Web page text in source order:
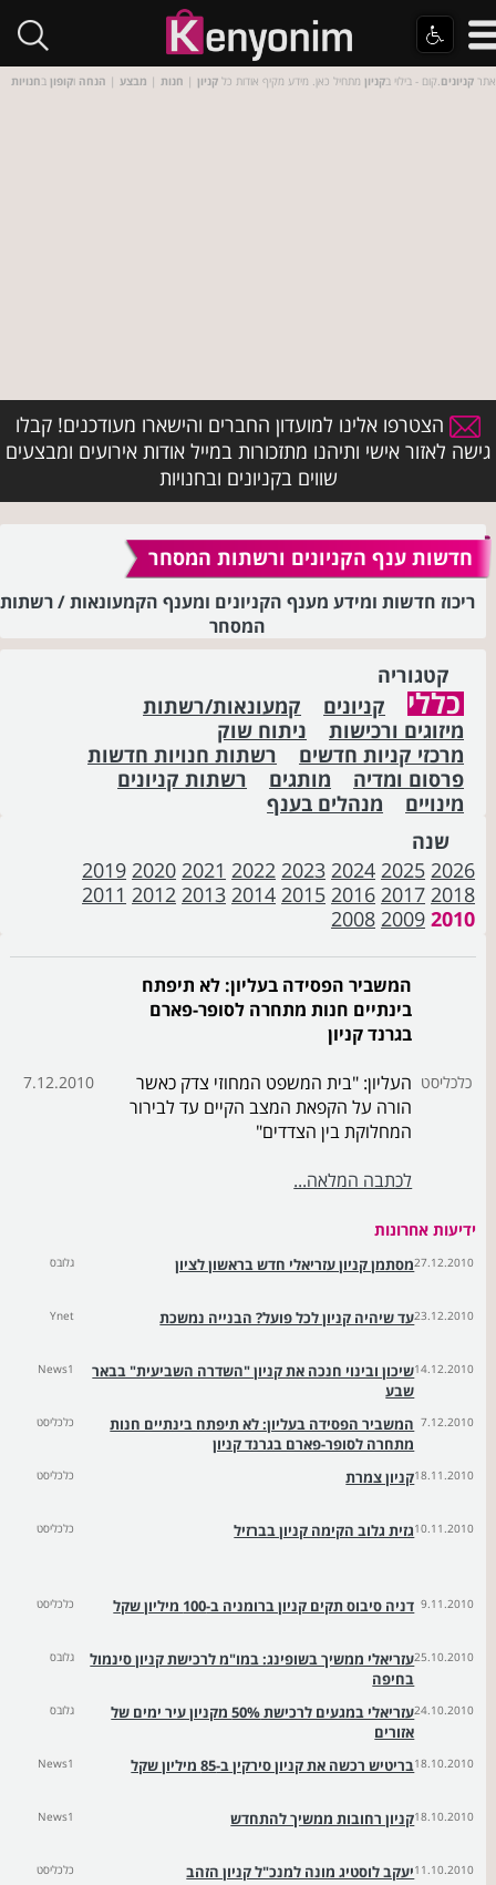
אתר קניונים.קום - בילוי בקניון מתחיל כאן. מידע מקיף אודות כל קניון | חנות | מבצע | הנחה וקופון בחנויות
הצטרפו אלינו למועדון החברים והישארו מעודכנים! קבלו
גישה לאזור אישי ותיהנו מתזכורות במייל אודות אירועים ומבצעים
שווים בקניונים ובחנויות
חדשות ענף הקניונים ורשתות המסחר
ריכוז חדשות ומידע מענף הקניונים ומענף הקמעונאות / רשתות
המסחר
קטגוריה
כללי קניונים
קמעונאות/רשתות
מיזוגים ורכישות
ניתוח שוק
מרכזי קניות חדשים
רשתות חנויות חדשות
פרסום ומדיה
מותגים
רשתות קניונים
מינויים
מנהלים בענף
שנה
2026
2025
2024
2023
2022
2021
2020
2019
2018
2017
2016
2015
2014
2013
2012
2011
2010
2009
2008
כלכליסט
המשביר הפסידה בעליון: לא תיפתח
בינתיים חנות מתחרה לסופר-פארם
בגרנד קניון
העליון: "בית המשפט המחוזי צדק כאשר
הורה על הקפאת המצב הקיים עד לבירור
המחלוקת בין הצדדים"
לכתבה המלאה...
7.12.2010
ידיעות אחרונות
27.12.2010מסתמן קניון עזריאלי חדש בראשון לציון גלובס
23.12.2010עד שיהיה קניון לכל פועל? הבנייה נמשכת Ynet
14.12.2010שיכון ובינוי חנכה את קניון "השדרה השביעית" בבאר
שבע
News1
7.12.2010 המשביר הפסידה בעליון: לא תיפתח בינתיים חנות
מתחרה לסופר-פארם בגרנד קניון
כלכליסט
18.11.2010קניון צמרת כלכליסט
10.11.2010גזית גלוב הקימה קניון בברזיל כלכליסט
9.11.2010 דניה סיבוס תקים קניון ברומניה ב-100 מיליון שקל כלכליסט
25.10.2010עזריאלי ממשיך בשופינג: במו"מ לרכישת קניון סינמול
בחיפה
גלובס
24.10.2010
עזריאלי במגעים לרכישת 50% מקניון עיר ימים של
אזורים
גלובס
18.10.2010בריטיש רכשה את קניון סירקין ב-85 מיליון שקל News1
18.10.2010קניון רחובות ממשיך להתחדש News1
11.10.2010יעקב לוסטיג מונה למנכ"ל קניון הזהב כלכליסט